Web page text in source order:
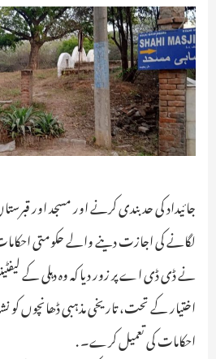
جائیداد کی حد بندی کرنے اور مسجد اور
لگانے کی اجازت دینے والے حکومتی
نے ڈی ڈی اے پر زور دیا کہ وہ دہلی کے
اختیار کے تحت، تاریخی مذہبی ڈھانچوں کو
احکامات کی تعمیل کرے۔ .